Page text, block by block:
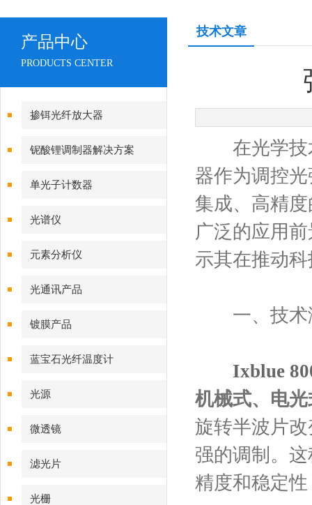
产品中心
PRODUCTS CENTER
掺铒光纤放大器
铌酸锂调制器解决方案
单光子计数器
光谱仪
元素分析仪
光通讯产品
镀膜产品
蓝宝石光纤温度计
光源
微透镜
滤光片
光栅
技术文章
在光学技术
器作为调控
集成、高精
广泛的应用
示其在推动
一、技术
Ixblue
机械式、电
旋转半波片
强的调制。
精度和稳定